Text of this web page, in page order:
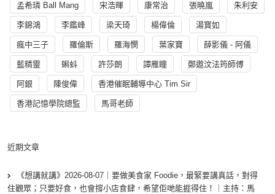
孟希璘 Ball Mang 宋浩暉 康常治 張曉嵐 朱利安
李錦鴻 李鑑峰 梁天琦 楊偉倫 湯寳如
瘋中三子 羅倫斯 羅海憫 葉家寶 薛影儀 - 阿儀
藍精靈 蝌蚪 許莎朗 譚雁瞳 鄭遨汶法筠師傅
阿銀 陳俊偉 香港催眠輔導中心 Tim Sir
香港記憶學院總監 馬哥老師
近期文章
《想講就講》2026-08-07｜要做美食家 Foodie，最緊要講真話，對得
住觀眾；只要好食，也會撐小店食肆，希望佢哋能捱得住！｜主持：馬